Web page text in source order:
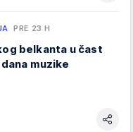
PRE 23 H
belkanta u čast
muzike